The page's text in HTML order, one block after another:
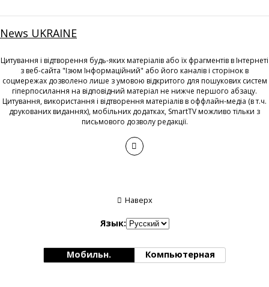
News UKRAINE
Цитування і відтворення будь-яких матеріалів або їх фрагментів в Інтернеті
з веб-сайта "Ізюм Інформаційний" або його каналів і сторінок в
соцмережах дозволено лише з умовою відкритого для пошукових систем
гіперпосилання на відповідний матеріал не нижче першого абзацу.
Цитування, використання і відтворення матеріалів в оффлайн-медіа (в т.ч.
друкованих виданнях), мобільних додатках, SmartTV можливо тільки з
письмового дозволу редакції.
Наверх
Язык:
Мобильн. Компьютерная